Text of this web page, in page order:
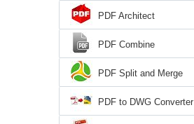
PDF Architect
PDF Combine
PDF Split and Merge
PDF to DWG Converter